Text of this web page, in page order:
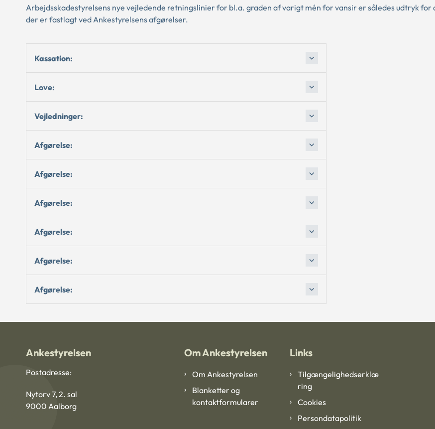
Arbejdsskadestyrelsens nye vejledende retningslinier for bl.a. graden af varigt mén for vansir er således udtryk for
der er fastlagt ved Ankestyrelsens afgørelser.
Kassation:
Love:
Vejledninger:
Afgørelse:
Afgørelse:
Afgørelse:
Afgørelse:
Afgørelse:
Afgørelse:
Ankestyrelsen
Postadresse:
Nytorv 7, 2. sal
9000 Aalborg
Om Ankestyrelsen
Om Ankestyrelsen
Blanketter og
kontaktformularer
Links
Tilgængelighedserklæ
ring
Cookies
Persondatapolitik